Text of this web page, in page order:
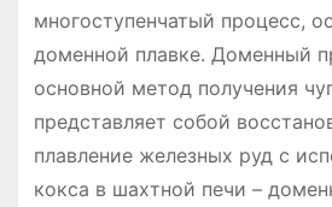
многоступенчатый процесс,
доменной плавке. Доменный
основной метод получения
представляет собой
плавление железных руд с
кокса в шахтной печи –